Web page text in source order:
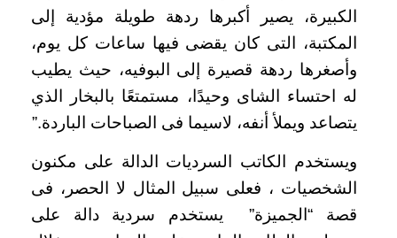
الكبيرة، يصير أكبرها ردهة طويلة مؤدية إلى
المكتبة، التى كان يقضى فيها ساعات كل يوم،
وأصغرها ردهة قصيرة إلى البوفيه، حيث يطيب
له احتساء الشاى وحيدًا، مستمتعًا بالبخار الذي
يتصاعد ويملأ أنفه، لاسيما فى الصباحات الباردة.”
ويستخدم الكاتب السرديات الدالة على مكنون
الشخصيات ، فعلى سبيل المثال لا الحصر، فى
قصة “الجميزة” يستخدم سردية دالة على